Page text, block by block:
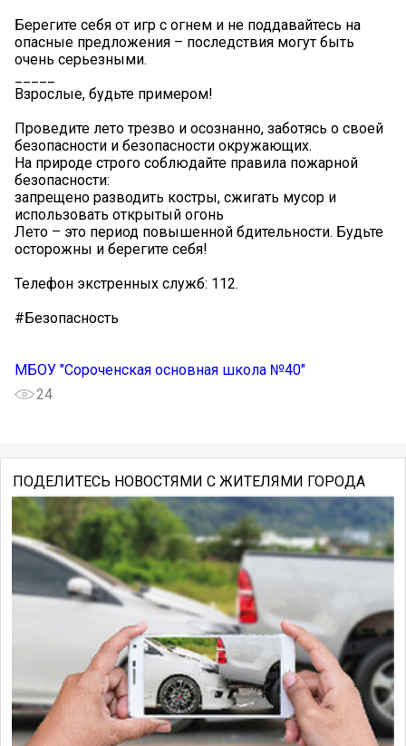
Берегите себя от игр с огнем и не поддавайтесь на
опасные предложения – последствия могут быть
очень серьезными.
Взрослые, будьте примером!
Проведите лето трезво и осознанно, заботясь о своей
безопасности и безопасности окружающих.
На природе строго соблюдайте правила пожарной
безопасности:
запрещено разводить костры, сжигать мусор и
использовать открытый огонь
Лето – это период повышенной бдительности. Будьте
осторожны и берегите себя!
Телефон экстренных служб: 112.
#Безопасность
МБОУ "Сороченская основная школа №40"
24
ПОДЕЛИТЕСЬ НОВОСТЯМИ С ЖИТЕЛЯМИ ГОРОДА